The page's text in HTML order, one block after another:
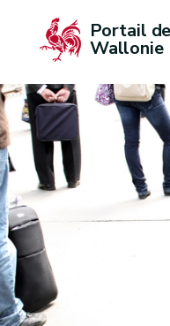
Portail
Wallonie